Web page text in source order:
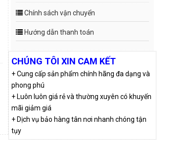
Chính sách vận chuyển
Hướng dẫn thanh toán
CHÚNG TÔI XIN CAM KẾT
+ Cung cấp sản phẩm chính hãng đa dạng và
phong phú
+ Luôn luôn giá rẻ và thường xuyên có khuyến
mãi giảm giá
+ Dịch vụ bảo hàng tân nơi nhanh chóng tận
tụy